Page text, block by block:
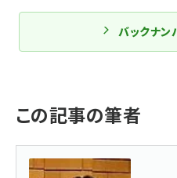
バックナン
この記事の筆者